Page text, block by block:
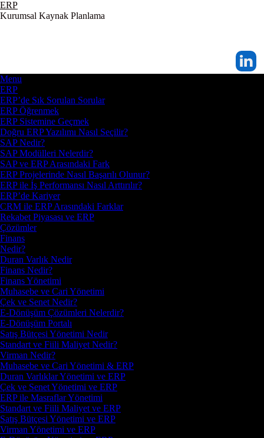
ERP
Kurumsal Kaynak Planlama
Menu
ERP
ERP’de Sık Sorulan Sorular
ERP Öğrenmek
ERP Sistemine Geçmek
Doğru ERP Yazılımı Nasıl Seçilir?
SAP Nedir?
SAP Modülleri Nelerdir?
SAP ve ERP Arasındaki Fark
ERP Projelerinde Nasıl Başarılı Olunur?
ERP ile İş Performansı Nasıl Arttırılır?
ERP’de Kariyer
CRM ile ERP Arasındaki Farklar
Rekabet Piyasası ve ERP
Çözümler
Finans
Nedir?
Duran Varlık Nedir
Finans Nedir?
Finans Yönetimi
Muhasebe ve Cari Yönetimi
Çek ve Senet Nedir?
E-Dönüşüm Çözümleri Nelerdir?
E-Dönüşüm Portalı
Satış Bütçesi Yönetimi Nedir
Standart ve Fiili Maliyet Nedir?
Virman Nedir?
Muhasebe ve Cari Yönetimi & ERP
Duran Varlıklar Yönetimi ve ERP
Çek ve Senet Yönetimi ve ERP
ERP ile Masraflar Yönetimi
Standart ve Fiili Maliyet ve ERP
Satış Bütçesi Yönetimi ve ERP
Virman Yönetimi ve ERP